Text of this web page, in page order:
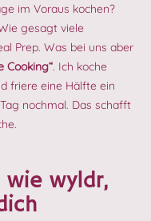
im Voraus kochen?
gesagt viele
Prep. Was bei uns aber
Cooking“. Ich koche
friere eine Hälfte ein
nochmal. Das schafft
wyldr,